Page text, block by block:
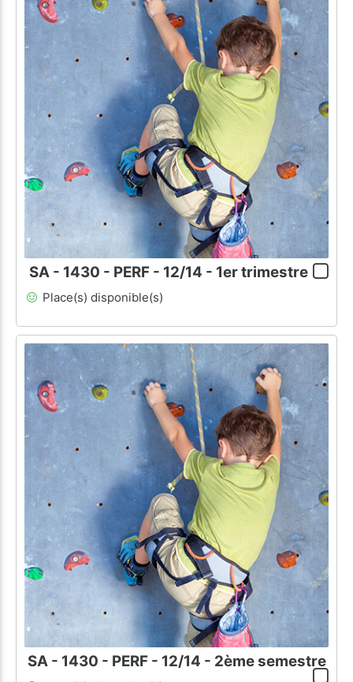
SA - 1430 - PERF - 12/14 - 1er trimestre
Place(s) disponible(s)
SA - 1430 - PERF - 12/14 - 2ème semestre